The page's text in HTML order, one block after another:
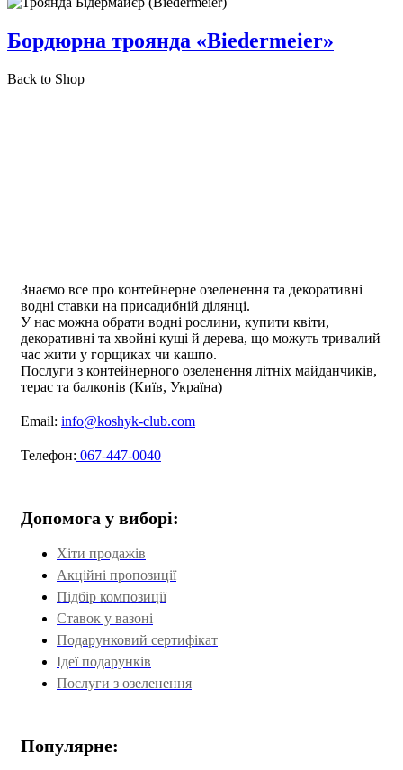
Бордюрна троянда «Biedermeier»
Back to Shop
Знаємо все про контейнерне озеленення та декоративні
водні ставки на присадибній ділянці.
У нас можна обрати водні рослини, купити квіти,
декоративні та хвойні кущі й дерева, що можуть тривалий
час жити у горщиках чи кашпо.
Послуги з контейнерного озеленення літніх майданчиків,
терас та балконів (Київ, Україна)
Email: info@koshyk-club.com
Телефон: 067-447-0040
Допомога у виборі:
Хіти продажів
Акційні пропозиції
Підбір композиції
Ставок у вазоні
Подарунковий сертифікат
Ідеї подарунків
Послуги з озеленення
Популярне: